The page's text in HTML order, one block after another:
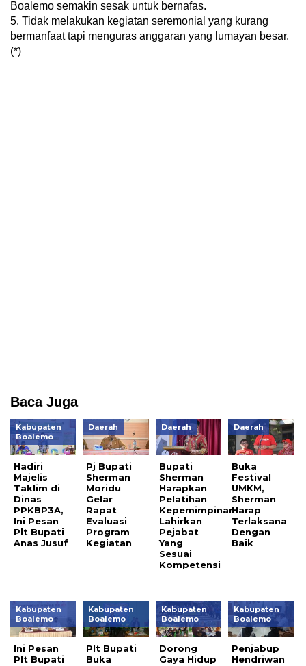
Boalemo semakin sesak untuk bernafas.
5. Tidak melakukan kegiatan seremonial yang kurang
bermanfaat tapi menguras anggaran yang lumayan besar.
(*)
Baca Juga
Kabupaten
Boalemo
Hadiri
Majelis
Taklim di
Dinas
PPKBP3A,
Ini Pesan
Plt Bupati
Anas Jusuf
Daerah
Pj Bupati
Sherman
Moridu
Gelar
Rapat
Evaluasi
Program
Kegiatan
Daerah
Bupati
Sherman
Harapkan
Pelatihan
Kepemimpinan
Lahirkan
Pejabat
Yang
Sesuai
Kompetensi
Daerah
Buka
Festival
UMKM,
Sherman
Harap
Terlaksana
Dengan
Baik
Kabupaten
Boalemo
Ini Pesan
Plt Bupati
Kabupaten
Boalemo
Plt Bupati
Buka
Kabupaten
Boalemo
Dorong
Gaya Hidup
Kabupaten
Boalemo
Penjabup
Hendriwan